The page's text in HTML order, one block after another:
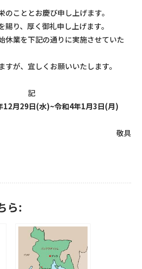
こととお慶び申し上げます。
り、厚く御礼申し上げます。
休業を下記の通りに実施させていた
すが、宜しくお願いいたします。
記
12月29日(水)~令和4年1月3日(月)
敬具
ら: